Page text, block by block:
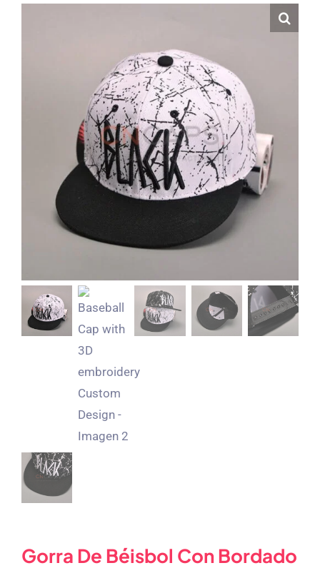
Gorra De Béisbol Con Bordado